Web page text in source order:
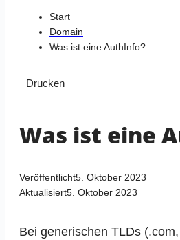
Start
Domain
Was ist eine AuthInfo?
Drucken
Was ist eine
Veröffentlicht5. Oktober 2023
Aktualisiert5. Oktober 2023
Bei generischen TLDs